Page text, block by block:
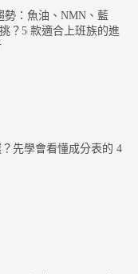
勢：魚油、NMN、藍
？5 款適合上班族的進
先學會看懂成分表的 4